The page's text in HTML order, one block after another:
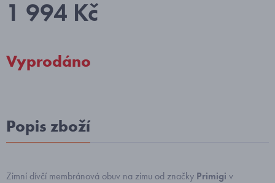
1 994 Kč
Vyprodáno
Popis zboží
Zimní dívčí membránová obuv na zimu od značky Primigi v